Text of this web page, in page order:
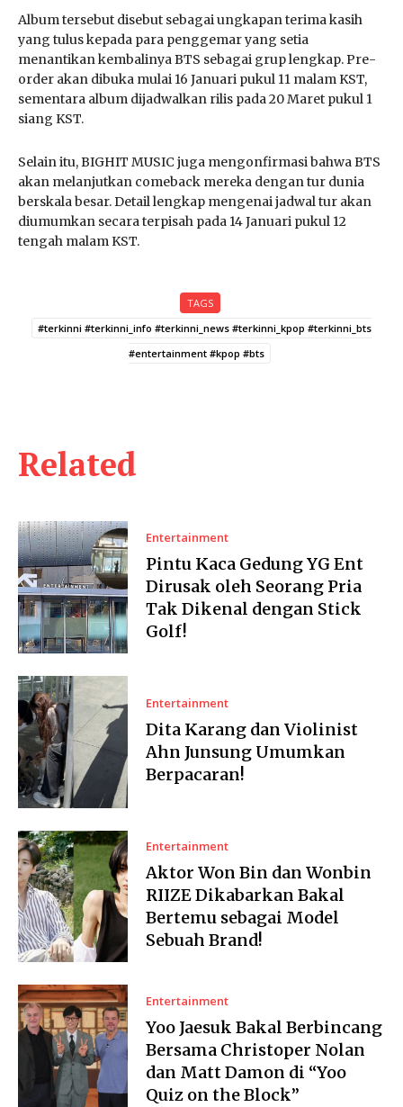
Album tersebut disebut sebagai ungkapan terima kasih
yang tulus kepada para penggemar yang setia
menantikan kembalinya BTS sebagai grup lengkap. Pre-
order akan dibuka mulai 16 Januari pukul 11 malam KST,
sementara album dijadwalkan rilis pada 20 Maret pukul 1
siang KST.
Selain itu, BIGHIT MUSIC juga mengonfirmasi bahwa BTS
akan melanjutkan comeback mereka dengan tur dunia
berskala besar. Detail lengkap mengenai jadwal tur akan
diumumkan secara terpisah pada 14 Januari pukul 12
tengah malam KST.
TAGS
#terkinni #terkinni_info #terkinni_news #terkinni_kpop #terkinni_bts
#entertainment #kpop #bts
Related
Entertainment
Pintu Kaca Gedung YG Ent
Dirusak oleh Seorang Pria
Tak Dikenal dengan Stick
Golf!
Entertainment
Dita Karang dan Violinist
Ahn Junsung Umumkan
Berpacaran!
Entertainment
Aktor Won Bin dan Wonbin
RIIZE Dikabarkan Bakal
Bertemu sebagai Model
Sebuah Brand!
Entertainment
Yoo Jaesuk Bakal Berbincang
Bersama Christoper Nolan
dan Matt Damon di “Yoo
Quiz on the Block”